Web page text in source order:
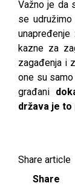
Važno je da
se
kazne za
zagađenja i
one su
građani
država je
Share article
Share